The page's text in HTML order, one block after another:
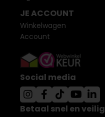
JE ACCOUNT
Winkelwagen
Account
Social media
Betaal snel en veilig